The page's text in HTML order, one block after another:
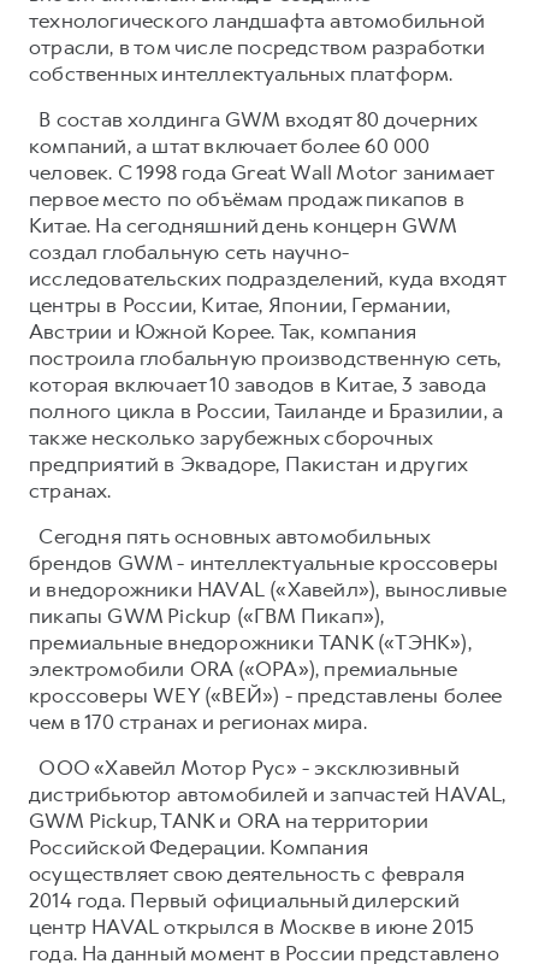
технологического ландшафта автомобильной
отрасли, в том числе посредством разработки
собственных интеллектуальных платформ.
В состав холдинга GWM входят 80 дочерних
компаний, а штат включает более 60 000
человек. С 1998 года Great Wall Motor занимает
первое место по объёмам продаж пикапов в
Китае. На сегодняшний день концерн GWM
создал глобальную сеть научно-
исследовательских подразделений, куда входят
центры в России, Китае, Японии, Германии,
Австрии и Южной Корее. Так, компания
построила глобальную производственную сеть,
которая включает 10 заводов в Китае, 3 завода
полного цикла в России, Таиланде и Бразилии, а
также несколько зарубежных сборочных
предприятий в Эквадоре, Пакистан и других
странах.
Сегодня пять основных автомобильных
брендов GWM - интеллектуальные кроссоверы
и внедорожники HAVAL («Хавейл»), выносливые
пикапы GWM Pickup («ГВМ Пикап»),
премиальные внедорожники TANK («ТЭНК»),
электромобили ORA («ОРА»), премиальные
кроссоверы WEY («ВЕЙ») - представлены более
чем в 170 странах и регионах мира.
ООО «Хавейл Мотор Рус» - эксклюзивный
дистрибьютор автомобилей и запчастей HAVAL,
GWM Pickup, TANK и ORA на территории
Российской Федерации. Компания
осуществляет свою деятельность с февраля
2014 года. Первый официальный дилерский
центр HAVAL открылся в Москве в июне 2015
года. На данный момент в России представлено